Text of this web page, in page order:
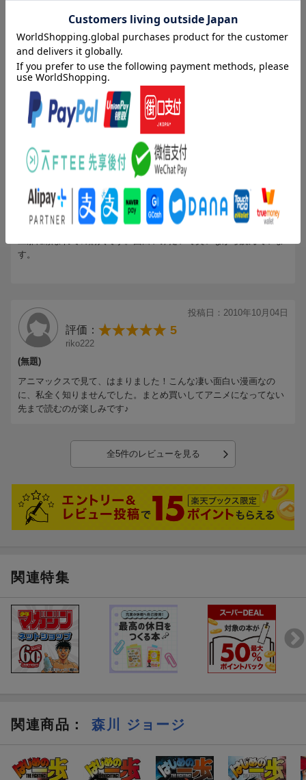
投稿日：2014年10月16日
評価： 5
にじいろのウサギ
(無題)
子供にたのまれて買いました。これくらい長いマンガだと、書店に
は置いてない巻もあるのですが、楽天さんは全巻あるのでたすかり
ます。
評価： 4
購入者さん
(無題)
す。
投稿日：2010年10月04日
評価： 5
riko222
(無題)
アニマックスで見て、はまりました！こんな凄い面白い漫画なの
に、私全く知りませんでした。まとめ買いしてアニメになってない
先まで読むのが楽しみです♪
全5件のレビューを見る
関連特集
関連商品 ： 森川 ジョージ